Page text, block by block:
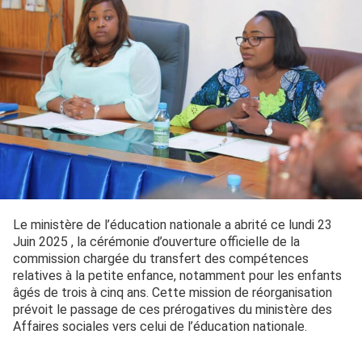
Le ministère de l’éducation nationale a abrité ce lundi 23
Juin 2025 , la cérémonie d’ouverture officielle de la
commission chargée du transfert des compétences
relatives à la petite enfance, notamment pour les enfants
âgés de trois à cinq ans. Cette mission de réorganisation
prévoit le passage de ces prérogatives du ministère des
Affaires sociales vers celui de l’éducation nationale.